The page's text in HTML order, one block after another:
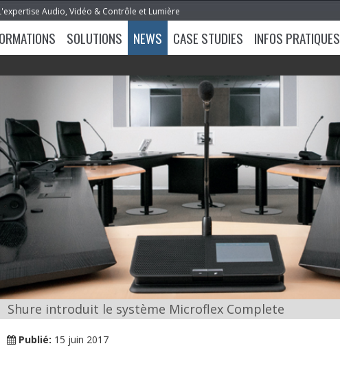
Audio, Vidéo & Contrôle et Lumière
SOLUTIONS NEWS CASE STUDIES INFOS PRATIQUES
Shure introduit le système Microflex Complete
Publié: 15 juin 2017